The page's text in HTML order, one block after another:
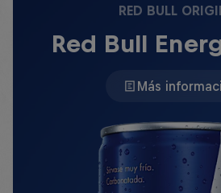
RED BULL
Red Bull
Más